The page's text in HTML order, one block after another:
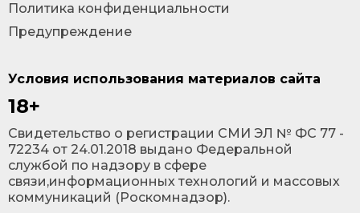
Условия использования материалов сайта
18+
Cвидетельство о регистрации СМИ ЭЛ № ФС 77 -
72234 от 24.01.2018 выдано Федеральной
службой по надзору в сфере
связи,информационных технологий и массовых
коммуникаций (Роскомнадзор).
Политика конфиденциальности
Предупреждение